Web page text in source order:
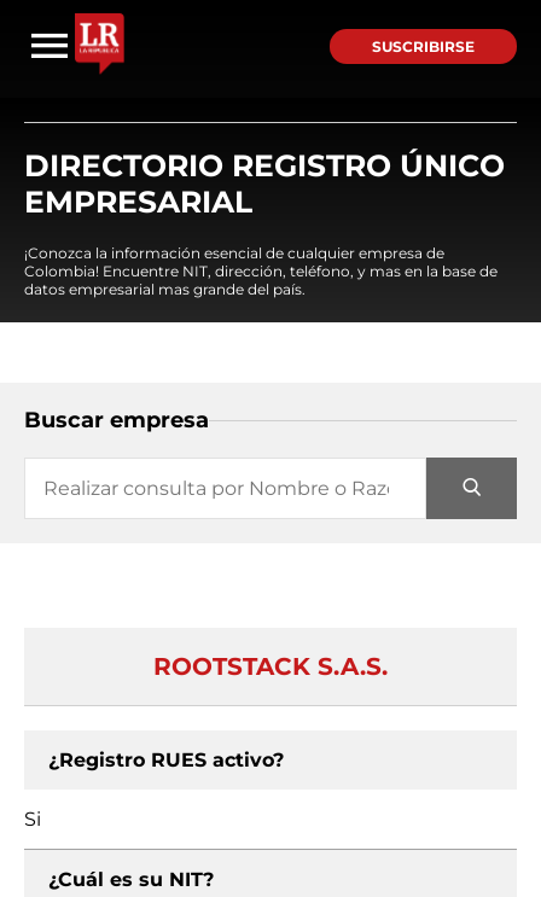
SUSCRIBIRSE
DIRECTORIO REGISTRO ÚNICO
EMPRESARIAL
¡Conozca la información esencial de cualquier empresa de
Colombia! Encuentre NIT, dirección, teléfono, y mas en la base de
datos empresarial mas grande del país.
Buscar empresa
ROOTSTACK S.A.S.
¿Registro RUES activo?
Si
¿Cuál es su NIT?